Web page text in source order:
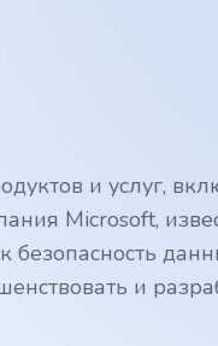
и услуг,
Microsoft,
безопасность
и